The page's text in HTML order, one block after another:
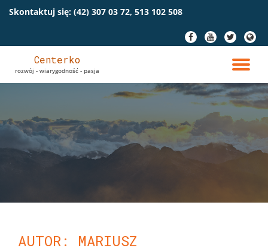
Skontaktuj się: (42) 307 03 72, 513 102 508
fa-
facebook
fa-
youtube
fa-
twitter
fa-
globe
Centerko
rozwój - wiarygodność - pasja
AUTOR: MARIUSZ